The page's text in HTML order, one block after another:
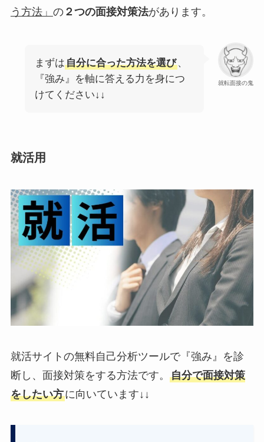
う方法」 の２つの面接対策法があります。
就転面接の鬼
まずは自分に合った方法を選び、
『強み』を軸に答える力を身につ
けてください↓↓
就活用
就活サイトの無料自己分析ツールで『強み』を診
断し、面接対策をする方法です。 自分で面接対策
をしたい方に向いています↓↓